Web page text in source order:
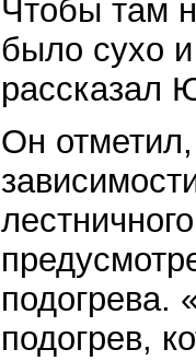
Чтобы там
было сухо
рассказал
Он
подогрева.
подогрев,